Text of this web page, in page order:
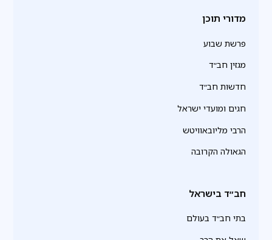
מדורי תוכן
פרשת שבוע
מגזין חב״ד
חדשות חב״ד
חגים ומועדי ישראל
הרבי מליובאוויטש
הגאולה הקרובה
חב״ד בישראל
בתי חב״ד בעולם